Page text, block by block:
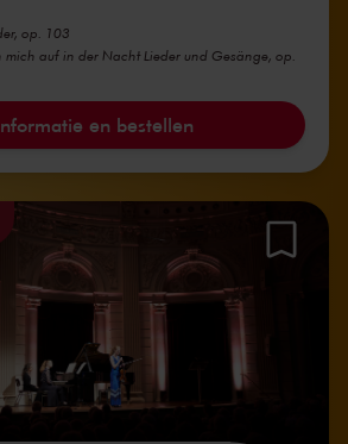
op. 103
auf in der Nacht Lieder und Gesänge, op.
en bestellen